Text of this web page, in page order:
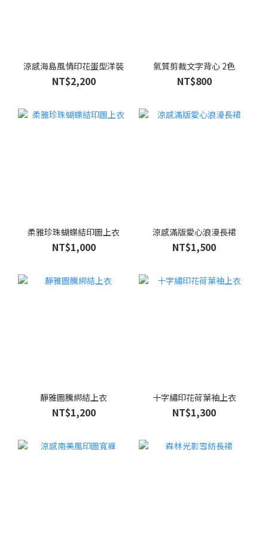
涼感海島風情印花蛋型洋裝
NT$2,200
氣質剪裁文字背心 2色
NT$800
柔雅珍珠蝴蝶結印圖上衣
NT$1,000
涼感滿版愛心浪漫長裙
NT$1,500
靜雅圖騰綁結上衣
NT$1,200
十字繡印花荷葉袖上衣
NT$1,300